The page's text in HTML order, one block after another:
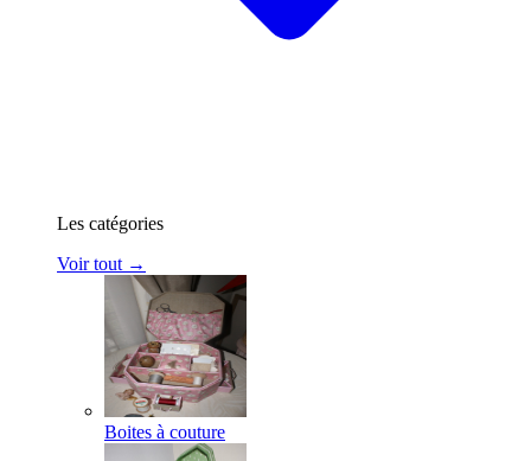
Les catégories
Voir tout →
Boites à couture